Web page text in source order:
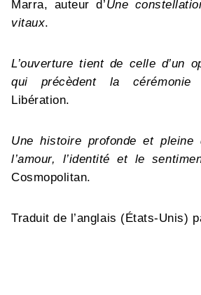
Marra, auteur d’Une
vitaux.
L’ouverture tient de celle d’un
qui précèdent la
Libération.
Une histoire profonde et pleine
l’amour, l’identité et le
Cosmopolitan.
Traduit de l’anglais (États-Unis)